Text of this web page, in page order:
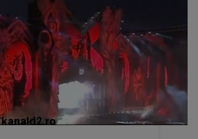
kanald2.ro